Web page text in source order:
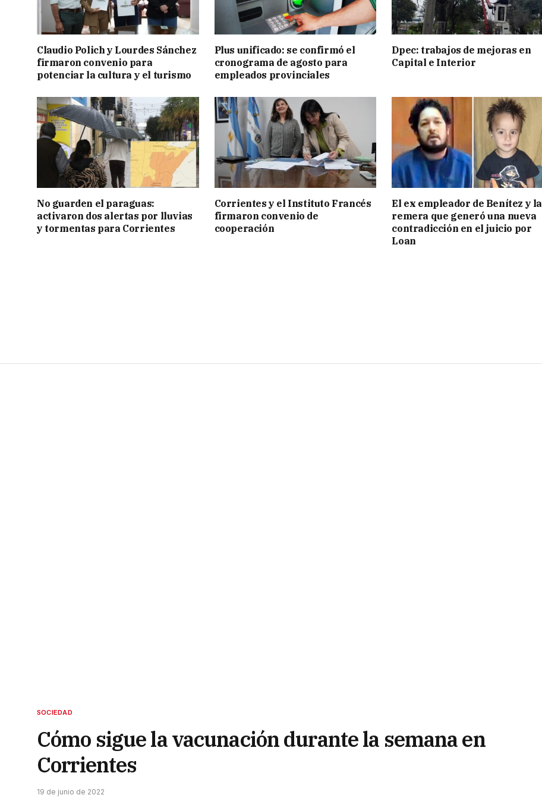
Claudio Polich y Lourdes Sánchez
firmaron convenio para
potenciar la cultura y el turismo
Plus unificado: se confirmó el
cronograma de agosto para
empleados provinciales
Dpec: trabajos de mejoras en
Capital e Interior
No guarden el paraguas:
activaron dos alertas por lluvias
y tormentas para Corrientes
Corrientes y el Instituto Francés
firmaron convenio de
cooperación
El ex empleador de Benítez y la
remera que generó una nueva
contradicción en el juicio por
Loan
SOCIEDAD
Cómo sigue la vacunación durante la semana en
Corrientes
19 de junio de 2022